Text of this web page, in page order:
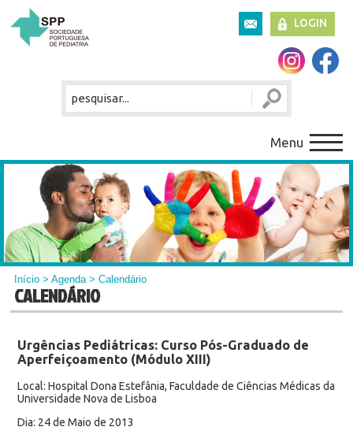
LOGIN
Menu
Início >Agenda> Calendário
CALENDÁRIO
Urgências Pediátricas: Curso Pós-Graduado de
Aperfeiçoamento (Módulo XIII)
Local: Hospital Dona Estefânia, Faculdade de Ciências Médicas da
Universidade Nova de Lisboa
Dia: 24 de Maio de 2013